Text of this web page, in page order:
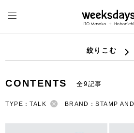
絞りこむ
CONTENTS 全9記事
TYPE：TALK BRAND：STAMP